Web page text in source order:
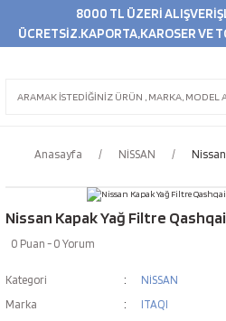
8000 TL ÜZERİ
ÜCRETSİZ.KAPORTA,KAROSER VE
Anasayfa NİSSAN
Nissan Kapak Yağ Filtre Qashqai
0 Puan - 0 Yorum
Kategori
NİSSAN
Marka
ITAQI